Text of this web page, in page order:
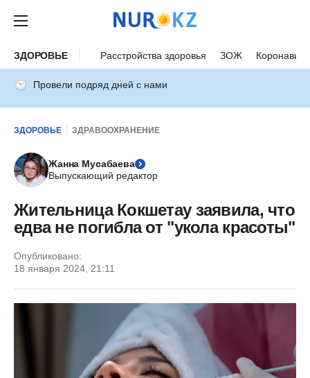
ЗДОРОВЬЕ Расстройства здоровья ЗОЖ
Провели подряд дней с нами
ЗДОРОВЬЕ ЗДРАВООХРАНЕНИЕ
Жанна Мусабаева
Выпускающий редактор
Жительница Кокшетау заявила, что
едва не погибла от "укола красоты"
Опубликовано:
18 января 2024, 21:11